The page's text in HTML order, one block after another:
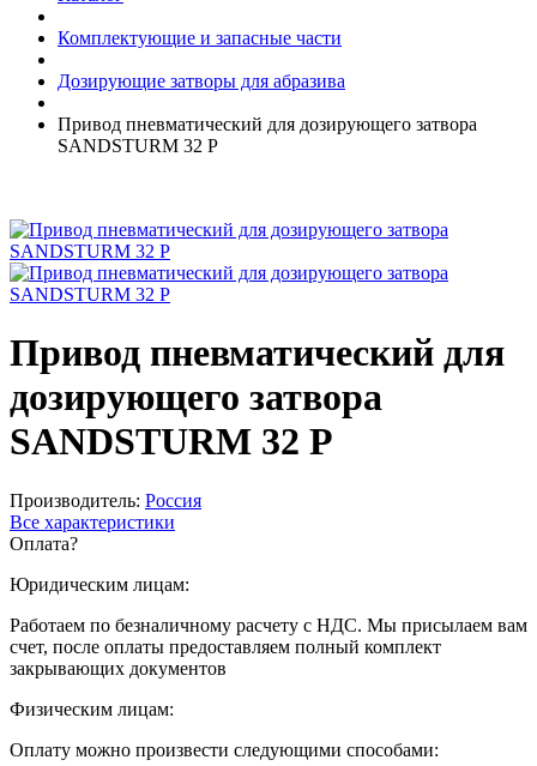
Комплектующие и запасные части
Дозирующие затворы для абразива
Привод пневматический для дозирующего затвора
SANDSTURM 32 Р
Привод пневматический для
дозирующего затвора
SANDSTURM 32 Р
Производитель: Россия
Все характеристики
Оплата?
Юридическим лицам:
Работаем по безналичному расчету с НДС. Мы присылаем вам
счет, после оплаты предоставляем полный комплект
закрывающих документов
Физическим лицам:
Оплату можно произвести следующими способами: